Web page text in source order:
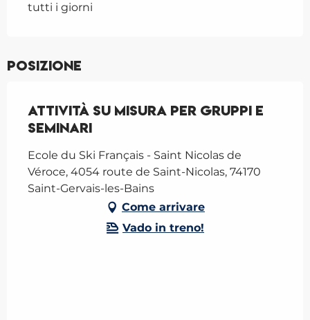
tutti i giorni
Posizione
Attività su misura per gruppi e
seminari
Ecole du Ski Français - Saint Nicolas de
Véroce, 4054 route de Saint-Nicolas, 74170
Saint-Gervais-les-Bains
Come arrivare
Vado in treno!